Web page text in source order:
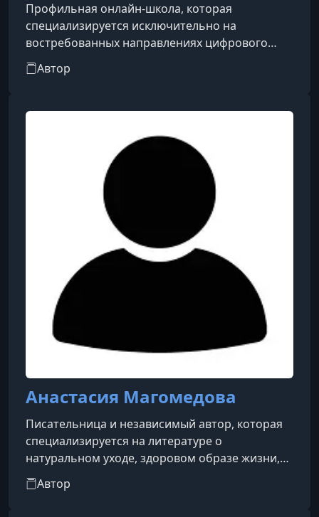
Профильная онлайн-школа, которая
специализируется исключительно на
востребованных направлениях цифрового
дизайна. Программы обучения разработаны
как для новичков, так и для практикующих
графический, веб-, моушн- и интерьерный
учебный процесс построен на коротких, емких
видеолекциях от экспертов индустрии и
интенсивной практической работе со
сложным софтом, включая Figma,
Автор
Анастасия Магомедова
Писательница и независимый автор, которая
специализируется на литературе о
натуральном уходе, здоровом образе жизни,
биохакинге и женском саморазвитии.
Автор